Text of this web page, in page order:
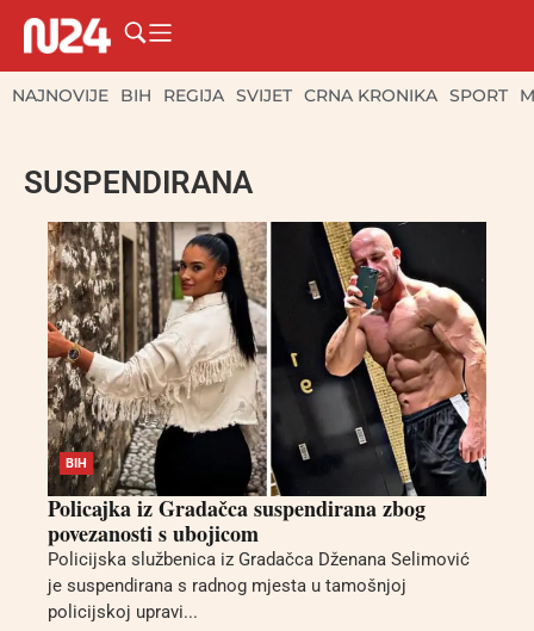
NAJNOVIJE BIH REGIJA SVIJET CRNA KRONIKA SPORT
SUSPENDIRANA
BIH
Policajka iz Gradačca suspendirana zbog
povezanosti s ubojicom
Policijska službenica iz Gradačca Dženana Selimović
je suspendirana s radnog mjesta u tamošnjoj
policijskoj upravi...